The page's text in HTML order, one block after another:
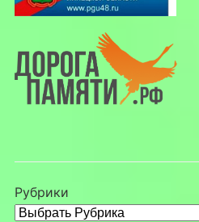
Рубрики